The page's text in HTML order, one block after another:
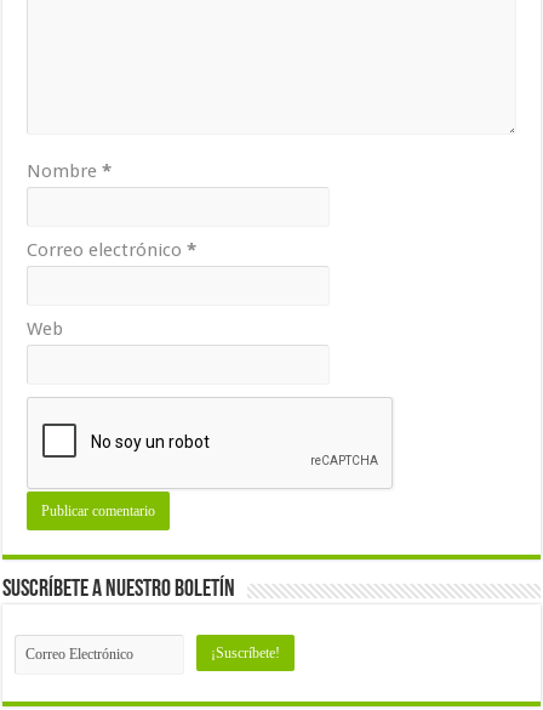
Nombre*
Correo electrónico*
Web
Suscríbete a nuestro Boletín